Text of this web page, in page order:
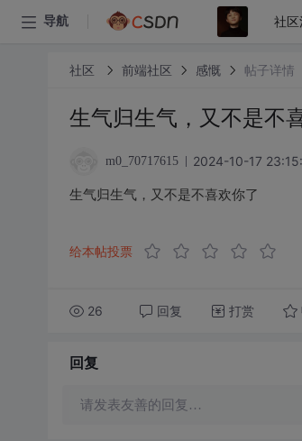
导航 社区
社区 前端社区 感慨 帖子详情
生气归生气，又不是不
m0_70717615 2024-10-17
生气归生气，又不是不喜欢你了
给本帖投票
26 回复 打赏
回复
请发表友善的回复…